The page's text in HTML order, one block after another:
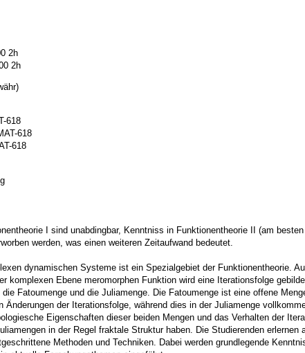
2h
2h
618
618
618
I sind unabdingbar, Kenntniss in Funktionentheorie II (am
werden, was einen weiteren Zeitaufwand bedeutet.
dynamischen Systeme ist ein Spezialgebiet der Funktionentheorie.
komplexen Ebene meromorphen Funktion wird eine Iterationsfolge
Fatoumenge und die Juliamenge. Die Fatoumenge ist eine offene
Änderungen der Iterationsfolge, während dies in der Juliamenge
Eigenschaften dieser beiden Mengen und das Verhalten der
in der Regel fraktale Struktur haben. Die Studierenden erlernen
Methoden und Techniken. Dabei werden grundlegende